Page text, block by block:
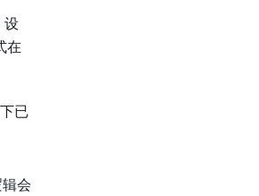
设
在
已
会